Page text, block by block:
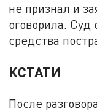
не признал и
оговорила. Суд
средства
КСТАТИ
После